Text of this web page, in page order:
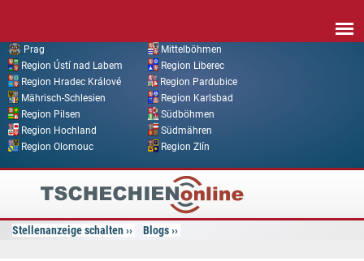
Prag
Mittelböhmen
Region Ústí nad Labem
Region Liberec
Region Hradec Králové
Region Pardubice
Mährisch-Schlesien
Region Karlsbad
Region Pilsen
Südböhmen
Region Hochland
Südmähren
Region Olomouc
Region Zlín
Tschechien
Online
Stellenanzeige schalten Blogs